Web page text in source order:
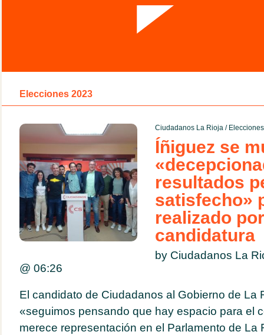
Elecciones 2023
Ciudadanos La Rioja/
Íñiguez se
resultados
satisfecho»
realizado
candidatura
by Ciudadanos La
@ 06:26
El candidato de Ciudadanos al Gobierno de La
«seguimos pensando que hay espacio para el
merece representación en el Parlamento de La